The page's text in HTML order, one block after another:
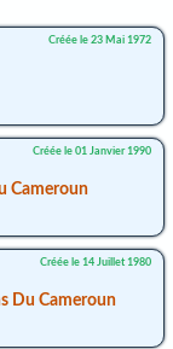
Créée le 23 Mai 1972
Créée le 01 Janvier 1990
Cameroun
Créée le 14 Juillet 1980
Du Cameroun